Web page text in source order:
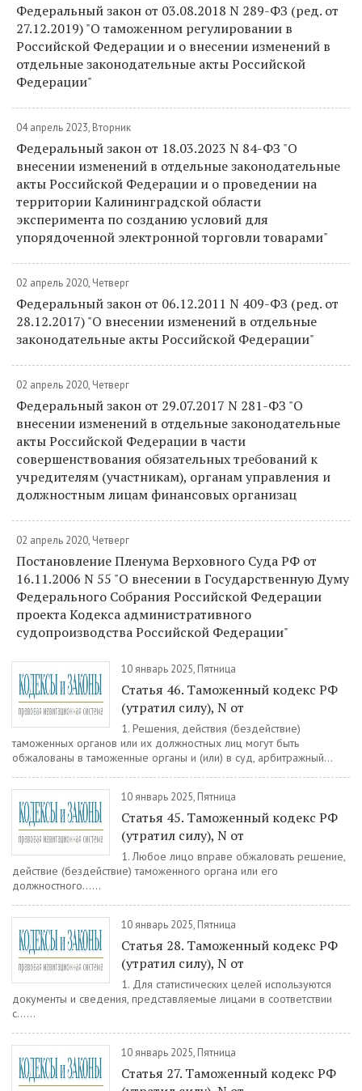
Федеральный закон от 03.08.2018 N 289-ФЗ (ред. от
27.12.2019) "О таможенном регулировании в
Российской Федерации и о внесении изменений в
отдельные законодательные акты Российской
Федерации"
04 апрель 2023, Вторник
Федеральный закон от 18.03.2023 N 84-ФЗ "О
внесении изменений в отдельные законодательные
акты Российской Федерации и о проведении на
территории Калининградской области
эксперимента по созданию условий для
упорядоченной электронной торговли товарами"
02 апрель 2020, Четверг
Федеральный закон от 06.12.2011 N 409-ФЗ (ред. от
28.12.2017) "О внесении изменений в отдельные
законодательные акты Российской Федерации"
02 апрель 2020, Четверг
Федеральный закон от 29.07.2017 N 281-ФЗ "О
внесении изменений в отдельные законодательные
акты Российской Федерации в части
совершенствования обязательных требований к
учредителям (участникам), органам управления и
должностным лицам финансовых организац
02 апрель 2020, Четверг
Постановление Пленума Верховного Суда РФ от
16.11.2006 N 55 "О внесении в Государственную Думу
Федерального Собрания Российской Федерации
проекта Кодекса административного
судопроизводства Российской Федерации"
10 январь 2025, Пятница
Статья 46. Таможенный кодекс РФ
(утратил силу), N от
1. Решения, действия (бездействие)
таможенных органов или их должностных лиц могут быть
обжалованы в таможенные органы и (или) в суд, арбитражный...
10 январь 2025, Пятница
Статья 45. Таможенный кодекс РФ
(утратил силу), N от
1. Любое лицо вправе обжаловать решение,
действие (бездействие) таможенного органа или его
должностного......
10 январь 2025, Пятница
Статья 28. Таможенный кодекс РФ
(утратил силу), N от
1. Для статистических целей используются
документы и сведения, представляемые лицами в соответствии
с......
10 январь 2025, Пятница
Статья 27. Таможенный кодекс РФ